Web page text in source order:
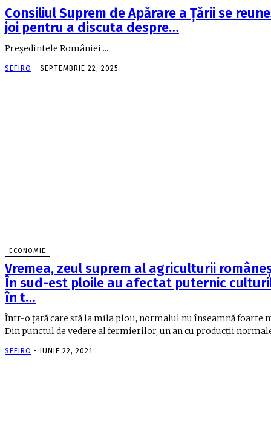
Consiliul Suprem de Apărare a Ţării se
joi pentru a discuta despre…
Preşedintele României,...
SEFIRO - SEPTEMBRIE 22, 2025
ECONOMIE
Vremea, zeul suprem al agriculturii
În sud-est ploile au afectat puternic
în t…
Într-o ţară care stă la mila ploii, normalul nu înseamnă foarte
Din punctul de vedere al fermierilor, un an cu producţii
SEFIRO - IUNIE 22, 2021